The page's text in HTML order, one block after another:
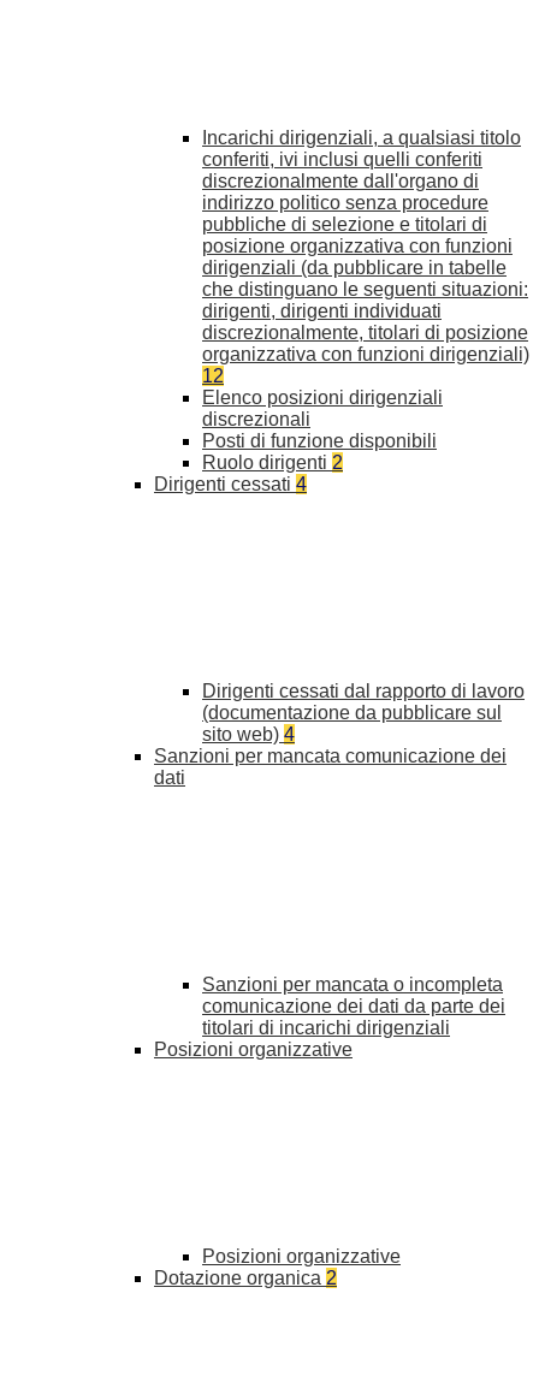
Incarichi dirigenziali, a qualsiasi titolo
conferiti, ivi inclusi quelli conferiti
discrezionalmente dall'organo di
indirizzo politico senza procedure
pubbliche di selezione e titolari di
posizione organizzativa con funzioni
dirigenziali (da pubblicare in tabelle
che distinguano le seguenti situazioni:
dirigenti, dirigenti individuati
discrezionalmente, titolari di posizione
organizzativa con funzioni dirigenziali)
12
Elenco posizioni dirigenziali
discrezionali
Posti di funzione disponibili
Ruolo dirigenti 2
Dirigenti cessati 4
Dirigenti cessati dal rapporto di lavoro
(documentazione da pubblicare sul
sito web) 4
Sanzioni per mancata comunicazione dei
dati
Sanzioni per mancata o incompleta
comunicazione dei dati da parte dei
titolari di incarichi dirigenziali
Posizioni organizzative
Posizioni organizzative
Dotazione organica 2